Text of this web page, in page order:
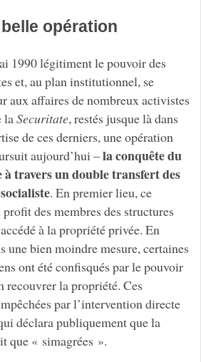
opération
1990 légitiment le pouvoir des
et, au plan institutionnel, se
aux affaires de nombreux activistes
laSecuritate, restés jusque là dans
de ces derniers, une opération
aujourd’hui –la conquête du
travers un double transfert des
. En premier lieu, ce
des membres des structures
à la propriété privée. En
une bien moindre mesure, certaines
ont été confisqués par le pouvoir
recouvrer la propriété. Ces
par l’intervention directe
déclara publiquement que la
que « simagrées ».